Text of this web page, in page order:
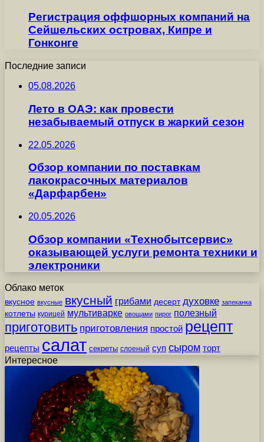
Регистрация оффшорных компаний на
Сейшельских островах, Кипре и
Гонконге
Последние записи
05.08.2026
Лето в ОАЭ: как провести
незабываемый отпуск в жаркий сезон
22.05.2026
Обзор компании по поставкам
лакокрасочных материалов
«Дарфарбен»
20.05.2026
Обзор компании «Технобытсервис»
оказывающей услуги ремонта техники и
электроники
Облако меток
вкусное вкусные вкусный грибами десерт духовке запеканка
котлеты курицей мультиварке овощами пирог полезный
приготовить приготовления простой рецепт
рецепты салат секреты слоеный суп сыром торт
Интересное